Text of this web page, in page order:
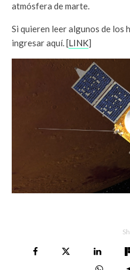
atmósfera de marte.
Si quieren leer algunos de los
ingresar aquí. [LINK]